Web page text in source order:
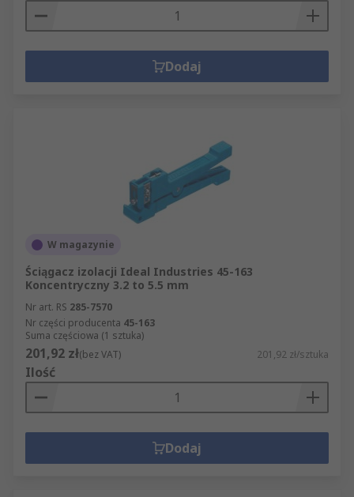
Dodaj
W magazynie
Ściągacz izolacji Ideal Industries 45-163
Koncentryczny 3.2 to 5.5 mm
Nr art. RS 285-7570
Nr części producenta 45-163
Suma częściowa (1 sztuka)
201,92 zł(bez VAT) 201,92 zł/sztuka
Ilość
Dodaj